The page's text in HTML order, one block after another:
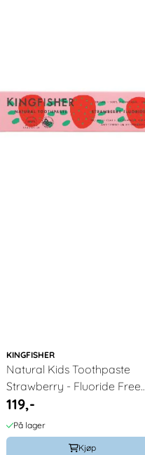
KINGFISHER
Natural Kids Toothpaste
Strawberry - Fluoride Free
100ml / Kingfisher
119,-
På lager
Kjøp